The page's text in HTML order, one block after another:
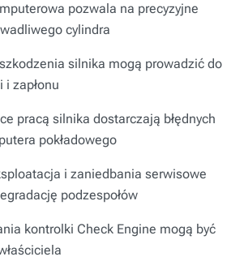
pozwala na precyzyjne
cylindra
silnika mogą prowadzić do
i zapłonu
pracą silnika dostarczają błędnych
pokładowego
i zaniedbania serwisowe
podzespołów
kontrolki Check Engine mogą być